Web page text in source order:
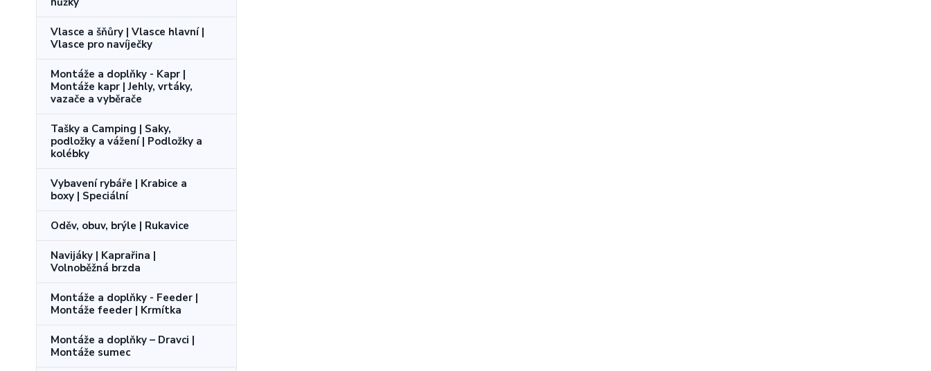
Vlasce a šňůry | Vlasce hlavní |
Vlasce pro navíječky
Montáže a doplňky - Kapr |
Montáže kapr | Jehly, vrtáky,
vazače a vyběrače
Tašky a Camping | Saky,
podložky a vážení | Podložky a
kolébky
Vybavení rybáře | Krabice a
boxy | Speciální
Oděv, obuv, brýle | Rukavice
Navijáky | Kaprařina |
Volnoběžná brzda
Montáže a doplňky - Feeder |
Montáže feeder | Krmítka
Montáže a doplňky – Dravci |
Montáže sumec